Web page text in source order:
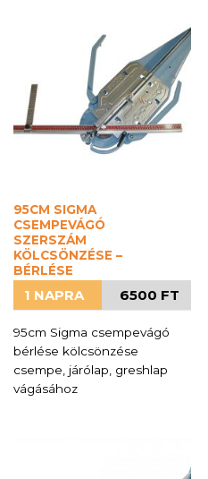
95CM SIGMA
CSEMPEVÁGÓ
SZERSZÁM
KÖLCSÖNZÉSE –
BÉRLÉSE
1 NAPRA 6500 FT
95cm Sigma csempevágó
bérlése kölcsönzése
csempe, járólap, greshlap
vágásához